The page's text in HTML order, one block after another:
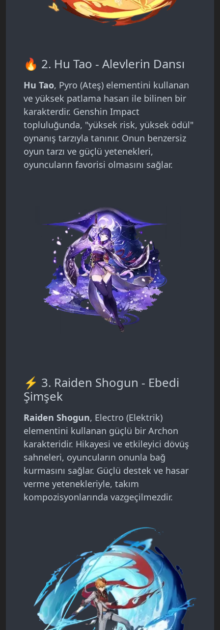
🔥 2. Hu Tao - Alevlerin Dansı
Hu Tao, Pyro (Ateş) elementini kullanan
ve yüksek patlama hasarı ile bilinen bir
karakterdir. Genshin Impact
topluluğunda, "yüksek risk, yüksek ödül"
oynanış tarzıyla tanınır. Onun benzersiz
oyun tarzı ve güçlü yetenekleri,
oyuncuların favorisi olmasını sağlar.
⚡ 3. Raiden Shogun - Ebedi
Şimşek
Raiden Shogun, Electro (Elektrik)
elementini kullanan güçlü bir Archon
karakteridir. Hikayesi ve etkileyici dövüş
sahneleri, oyuncuların onunla bağ
kurmasını sağlar. Güçlü destek ve hasar
verme yetenekleriyle, takım
kompozisyonlarında vazgeçilmezdir.